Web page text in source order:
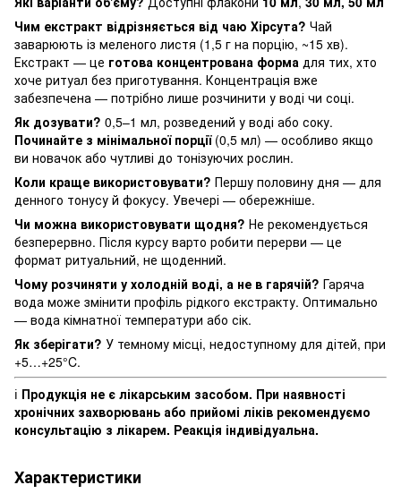
Чим екстракт відрізняється від чаю Хірсута? Чай
заварюють із меленого листя (1,5 г на порцію, ~15 хв).
Екстракт — це готова концентрована форма для тих, хто
хоче ритуал без приготування. Концентрація вже
забезпечена — потрібно лише розчинити у воді чи соці.
Як дозувати? 0,5–1 мл, розведений у воді або соку.
Починайте з мінімальної порції(0,5 мл) — особливо якщо
ви новачок або чутливі до тонізуючих рослин.
Коли краще використовувати? Першу половину дня — для
денного тонусу й фокусу. Увечері — обережніше.
Чи можна використовувати щодня? Не рекомендується
безперервно. Після курсу варто робити перерви — це
формат ритуальний, не щоденний.
Чому розчиняти у холодній воді, а не в гарячій? Гаряча
вода може змінити профіль рідкого екстракту. Оптимально
— вода кімнатної температури або сік.
Як зберігати? У темному місці, недоступному для дітей, при
+5…+25°C.
ℹ️ Продукція не є лікарським засобом. При наявності
хронічних захворювань або прийомі ліків рекомендуємо
консультацію з лікарем. Реакція індивідуальна.
Характеристики